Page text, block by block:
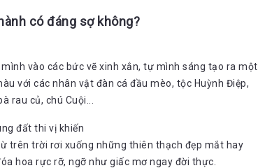
có đáng sợ không?
vào các bức vẽ xinh xắn, tự mình sáng tạo ra một
với các nhân vật đàn cá đầu mèo, tộc Huỳnh Điệp,
rau củ, chú Cuội...
đất thi vị khiến
trên trời rơi xuống những thiên thạch đẹp mắt hay
hoa rực rỡ, ngỡ như giấc mơ ngay đời thực.